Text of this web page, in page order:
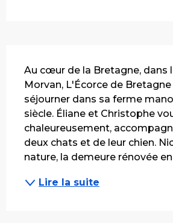
Au cœur de la Bretagne, dans
Morvan, L'Écorce de
séjourner dans sa ferme
siècle. Éliane et Christophe
chaleureusement,
deux chats et de leur chien.
nature, la demeure rénovée en
Lire la suite